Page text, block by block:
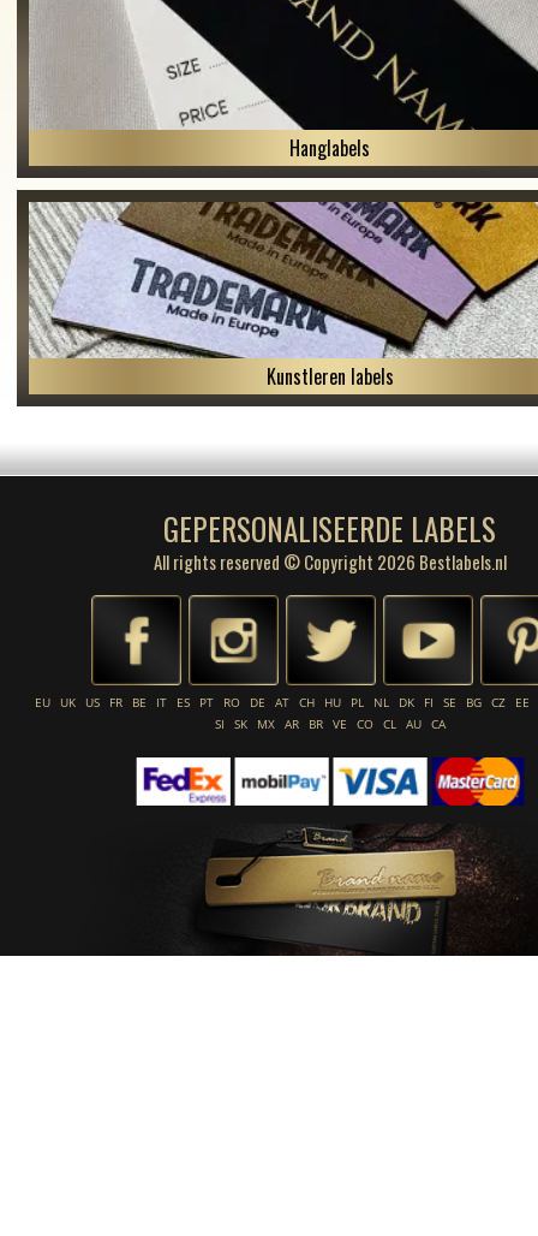
Hanglabels
Kunstleren labels
GEPERSONALISEERDE LABELS
All rights reserved © Copyright 2026 Bestlabels.nl
EU UK US FR BE IT ES PT RO DE AT CH HU PL NL DK FI SE BG CZ
EE
SI
SK MX AR BR VE CO CL AU CA